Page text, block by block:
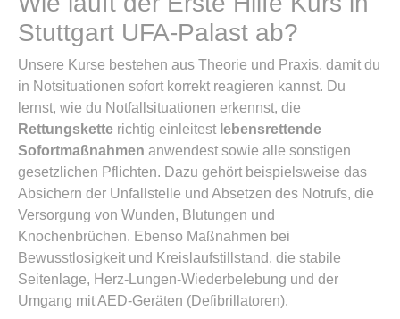
Stuttgart UFA-Palast ab?
Unsere Kurse bestehen aus Theorie und Praxis, damit du
in Notsituationen sofort korrekt reagieren kannst. Du
lernst, wie du Notfallsituationen erkennst, die
Rettungskette richtig einleitest lebensrettende
Sofortmaßnahmen anwendest sowie alle sonstigen
gesetzlichen Pflichten. Dazu gehört beispielsweise das
Absichern der Unfallstelle und Absetzen des Notrufs, die
Versorgung von Wunden, Blutungen und
Knochenbrüchen. Ebenso Maßnahmen bei
Bewusstlosigkeit und Kreislaufstillstand, die stabile
Seitenlage, Herz-Lungen-Wiederbelebung und der
Umgang mit AED-Geräten (Defibrillatoren).